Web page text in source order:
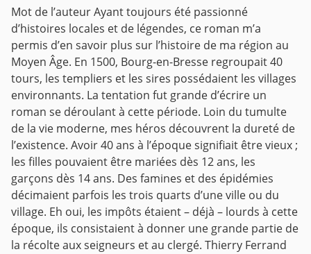
Mot de l’auteur Ayant toujours été passionné
d’histoires locales et de légendes, ce roman m’a
permis d’en savoir plus sur l’histoire de ma région au
Moyen Âge. En 1500, Bourg-en-Bresse regroupait 40
tours, les templiers et les sires possédaient les villages
environnants. La tentation fut grande d’écrire un
roman se déroulant à cette période. Loin du tumulte
de la vie moderne, mes héros découvrent la dureté de
l’existence. Avoir 40 ans à l’époque signifiait être vieux ;
les filles pouvaient être mariées dès 12 ans, les
garçons dès 14 ans. Des famines et des épidémies
décimaient parfois les trois quarts d’une ville ou du
village. Eh oui, les impôts étaient – déjà – lourds à cette
époque, ils consistaient à donner une grande partie de
la récolte aux seigneurs et au clergé. Thierry Ferrand